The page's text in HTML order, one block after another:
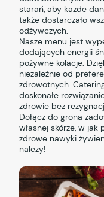
starań, aby każde
także dostarczało
odżywczych.
Nasze menu jest
dodających energii
pożywne kolacje.
niezależnie od
zdrowotnych.
doskonałe
zdrowie bez
Dołącz do grona
własnej skórze, w
zdrowe nawyki
należy!